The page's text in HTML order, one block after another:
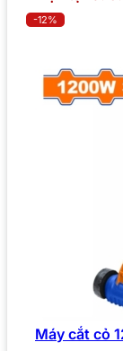
-12%
Máy cắt cỏ